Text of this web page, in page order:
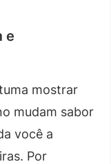
e
mostrar
mudam sabor
você a
Por